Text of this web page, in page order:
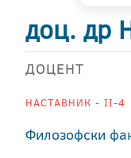
доц. др
ДОЦЕНТ
НАСТАВНИК - II-4
Филозофски